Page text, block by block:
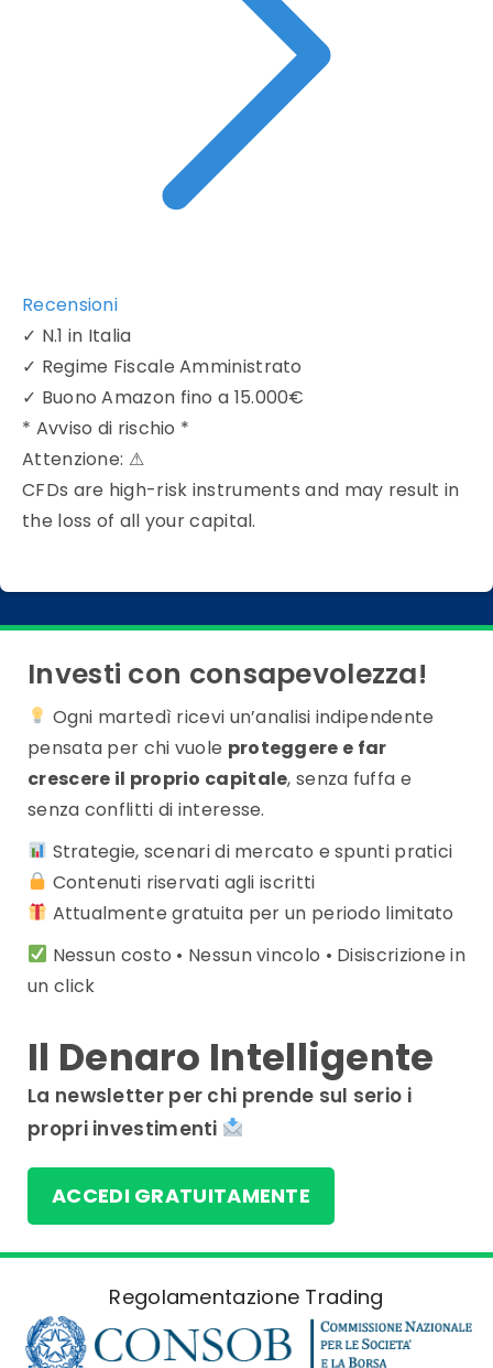
Recensioni
✓ N.1 in Italia
✓ Regime Fiscale Amministrato
✓ Buono Amazon fino a 15.000€
* Avviso di rischio *
Attenzione: ⚠
CFDs are high-risk instruments and may result in
the loss of all your capital.
Investi con consapevolezza!
Ogni martedì ricevi un’analisi indipendente
pensata per chi vuole proteggere e far
crescere il proprio capitale, senza fuffa e
senza conflitti di interesse.
Strategie, scenari di mercato e spunti pratici
Contenuti riservati agli iscritti
Attualmente gratuita per un periodo limitato
Nessun costo • Nessun vincolo • Disiscrizione in
un click
Il Denaro Intelligente
La newsletter per chi prende sul serio i
propri investimenti
ACCEDI GRATUITAMENTE
Regolamentazione Trading